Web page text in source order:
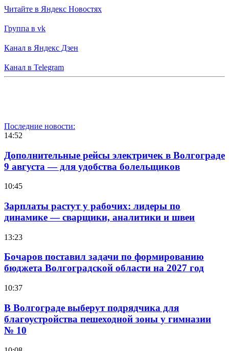
Читайте в Яндекс Новостях
Группа в vk
Канал в Яндекс Дзен
Канал в Telegram
Последние новости:
14:52
Дополнительные рейсы электричек в Волгограде
9 августа — для удобства болельщиков
10:45
Зарплаты растут у рабочих: лидеры по
динамике — сварщики, аналитики и швеи
13:23
Бочаров поставил задачи по формированию
бюджета Волгоградской области на 2027 год
10:37
В Волгограде выберут подрядчика для
благоустройства пешеходной зоны у гимназии
№ 10